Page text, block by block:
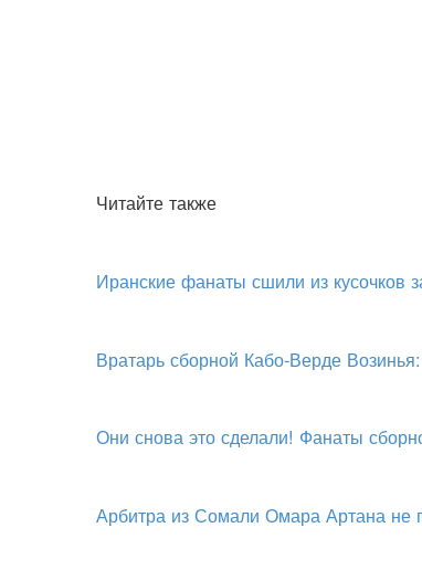
Читайте также
Иранские фанаты сшили из
Вратарь сборной Кабо-Верде
Они снова это сделали! Фанаты
Арбитра из Сомали Омара Артана